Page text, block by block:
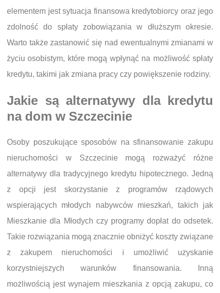
elementem jest sytuacja finansowa kredytobiorcy oraz jego
zdolność do spłaty zobowiązania w dłuższym okresie.
Warto także zastanowić się nad ewentualnymi zmianami w
życiu osobistym, które mogą wpłynąć na możliwość spłaty
kredytu, takimi jak zmiana pracy czy powiększenie rodziny.
Jakie są alternatywy dla kredytu
na dom w Szczecinie
Osoby poszukujące sposobów na sfinansowanie zakupu
nieruchomości w Szczecinie mogą rozważyć różne
alternatywy dla tradycyjnego kredytu hipotecznego. Jedną
z opcji jest skorzystanie z programów rządowych
wspierających młodych nabywców mieszkań, takich jak
Mieszkanie dla Młodych czy programy dopłat do odsetek.
Takie rozwiązania mogą znacznie obniżyć koszty związane
z zakupem nieruchomości i umożliwić uzyskanie
korzystniejszych warunków finansowania. Inną
możliwością jest wynajem mieszkania z opcją zakupu, co